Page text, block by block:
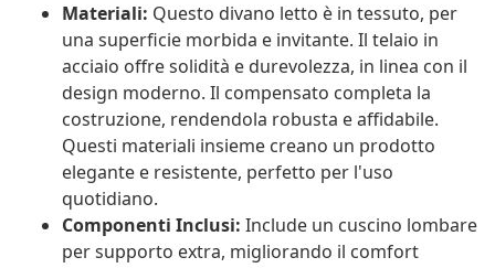
Materiali: Questo divano letto è in tessuto, per
una superficie morbida e invitante. Il telaio in
acciaio offre solidità e durevolezza, in linea con il
design moderno. Il compensato completa la
costruzione, rendendola robusta e affidabile.
Questi materiali insieme creano un prodotto
elegante e resistente, perfetto per l'uso
quotidiano.
Componenti Inclusi: Include un cuscino lombare
per supporto extra, migliorando il comfort